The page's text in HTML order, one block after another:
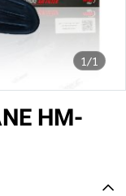
1/1
HM-